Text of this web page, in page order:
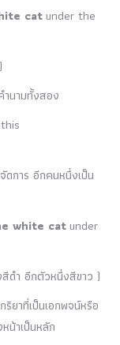
catunder the
นามทั้งสอง
การ อีกคนหนึ่งเป็น
white catunder
ำ อีกตัวหนึ่งสีขาว )
ยาที่เป็นเอกพจน์หรือ
น้าเป็นหลัก